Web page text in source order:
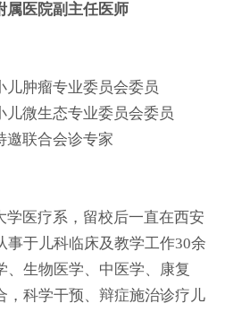
属医院副主任医师
儿肿瘤专业委员会委员
儿微生态专业委员会委员
邀联合会诊专家
学医疗系，留校后一直在西安
事于儿科临床及教学工作30余
、生物医学、中医学、康复
，科学干预、辩症施治诊疗儿